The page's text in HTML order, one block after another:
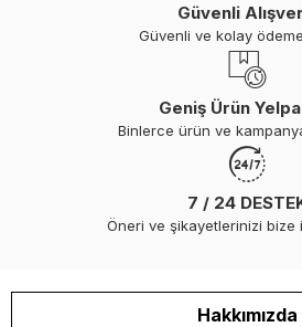
Güvenli
Güvenli ve kolay
Geniş Ürün
Binlerce ürün ve
7 / 24
Öneri ve şikayetlerinizi bize
Hakkımızda